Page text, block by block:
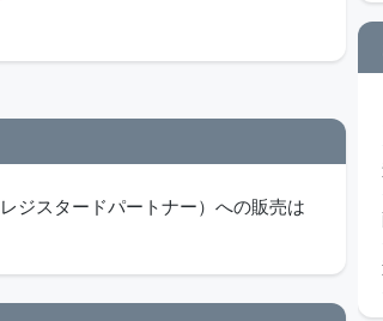
ジスタードパートナー）への販売は